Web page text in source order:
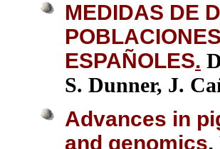
MEDIDAS DE
ESPAÑOLES.
S. Dunner, J.
Advances in
and genomics.